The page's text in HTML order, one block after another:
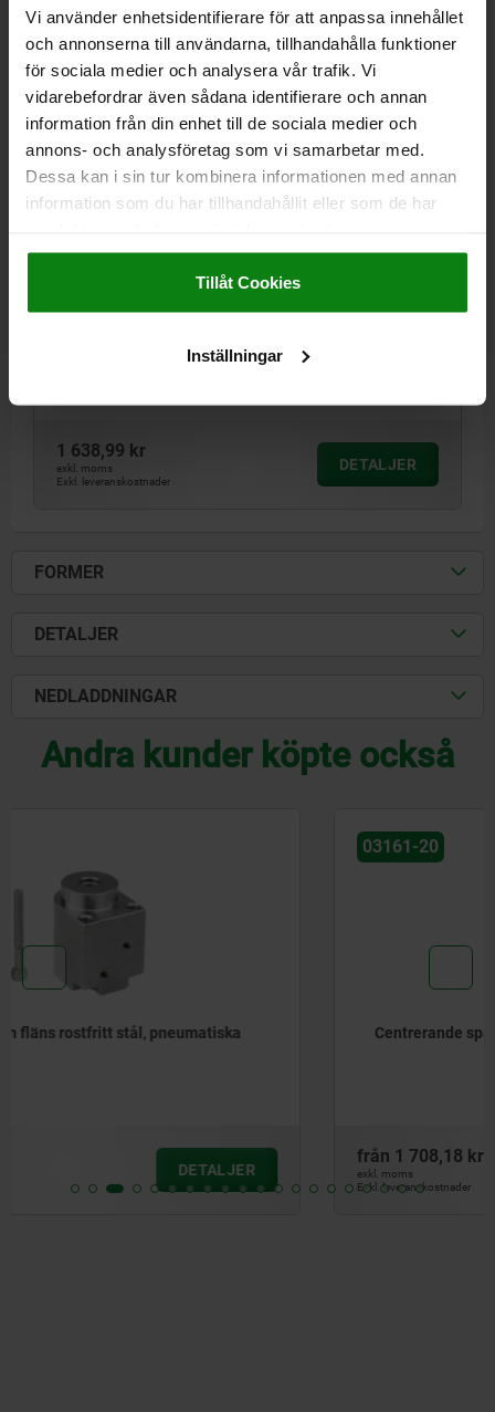
Vi använder enhetsidentifierare för att anpassa innehållet
och annonserna till användarna, tillhandahålla funktioner
för sociala medier och analysera vår trafik. Vi
vidarebefordrar även sådana identifierare och annan
information från din enhet till de sociala medier och
annons- och analysföretag som vi samarbetar med.
Dessa kan i sin tur kombinera informationen med annan
information som du har tillhandahållit eller som de har
Impressum|Dataskydd|AGB
Tillåt Cookies
Inställningar
03161
POSITIONERINGSCYLINDER PNEUMATISK D1=51,
DIAMETER=16 YTTERDIAMETER=51
D4=5,5 D5=9,5 D6=41 D7=M5 D8=31,8 D9=20 D10=52
HÅLLKRAFT F1 N=350
1 638,99 kr
exkl. moms
Exkl. leveranskostnader
DETALJER
FORMER
DETALJER
NEDLADDNINGAR
Andra kunder köpte också
Centrerande spännare rostfritt stål, pneumatiska
1 708,18 kr
Exkl. leveranskostnader
DETALJER